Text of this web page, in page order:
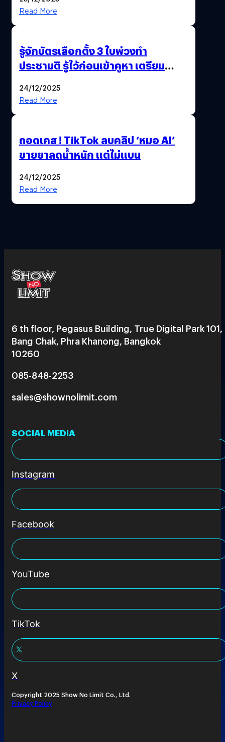
Read More
รู้จักบัตรเลือกตั้ง 3 ใบพ่วงทำ
ประชามติ รู้ไว้ก่อนเข้าคูหา เตรียม
24/12/2025
Read More
ถอดเคส ! TikTok ลบคลิป ‘หมอ AI’
ขายยาลดน้ำหนัก แต่ไม่แบน
24/12/2025
Read More
6 th floor, Pegasus Building, True Digital Park 101,
Bang Chak, Phra Khanong, Bangkok
10260
085-848-2253
sales@shownolimit.com
SOCIAL MEDIA
Instagram
Facebook
YouTube
TikTok
X
Copyright 2025 Show No Limit Co., Ltd.
Privacy Policy